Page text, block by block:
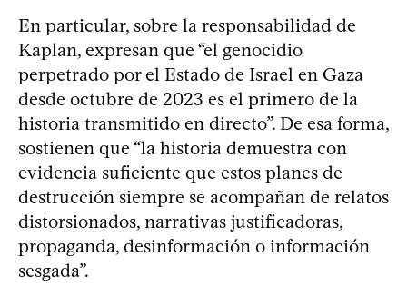
En particular, sobre la responsabilidad de
Kaplan, expresan que “el genocidio
perpetrado por el Estado de Israel en Gaza
desde octubre de 2023 es el primero de la
historia transmitido en directo”. De esa forma,
sostienen que “la historia demuestra con
evidencia suficiente que estos planes de
destrucción siempre se acompañan de relatos
distorsionados, narrativas justificadoras,
propaganda, desinformación o información
sesgada”.